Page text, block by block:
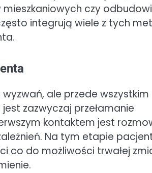
czy
integrują wiele z tych
ale przede wszystkim
zazwyczaj przełamanie
kontaktem jest
Na tym etapie
co do możliwości trwałej